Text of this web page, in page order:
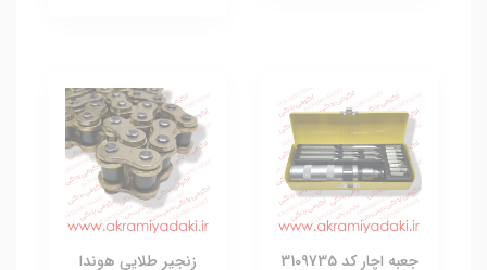
جعبه اچار کد 3109735 زنجیر طلایی هوندا